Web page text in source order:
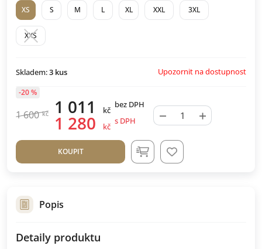
XS S M L XL XXL 3XL
XXS
Skladem:3 kus Upozornit na dostupnost
1 600 kč 1 011 kč
bez DPH
1 280 kč
s DPH
-20 %
− +
KOUPIT
Popis
Detaily produktu